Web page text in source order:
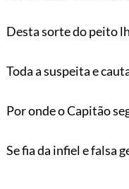
Desta sorte do peito
Toda a suspeita e
Por onde o Capitão
Se fia da infiel e falsa